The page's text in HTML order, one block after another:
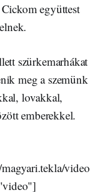
együttest
szürkemarhákat
meg a szemünk
lovakkal,
emberekkel.
video